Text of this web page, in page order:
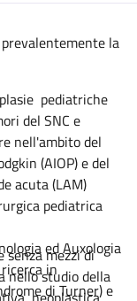
la
pediatriche
del SNC e
nell'ambito del
(AIOP) e del
acuta (LAM)
pediatrica
ed Auxologia
in
di Turner) e
senza mezzi di
nello studio della